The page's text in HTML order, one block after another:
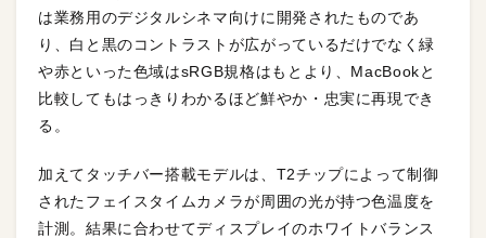
は業務用のデジタルシネマ向けに開発されたものであ
り、白と黒のコントラストが広がっているだけでなく緑
や赤といった色域はsRGB規格はもとより、MacBookと
比較してもはっきりわかるほど鮮やか・忠実に再現でき
る。
加えてタッチバー搭載モデルは、T2チップによって制御
されたフェイスタイムカメラが周囲の光が持つ色温度を
計測。結果に合わせてディスプレイのホワイトバランス